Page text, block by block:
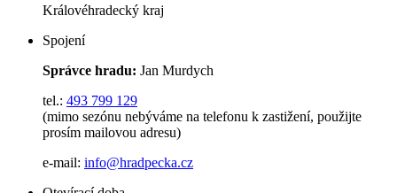
Královéhradecký kraj
Spojení
Správce hradu: Jan Murdych
tel.: 493 799 129
(mimo sezónu nebýváme na telefonu k zastižení, použijte
prosím mailovou adresu)
e-mail: info@hradpecka.cz